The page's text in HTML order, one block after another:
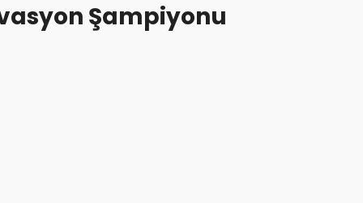
Şampiyonu